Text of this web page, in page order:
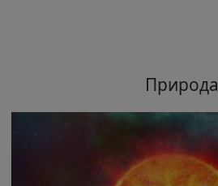
Природа